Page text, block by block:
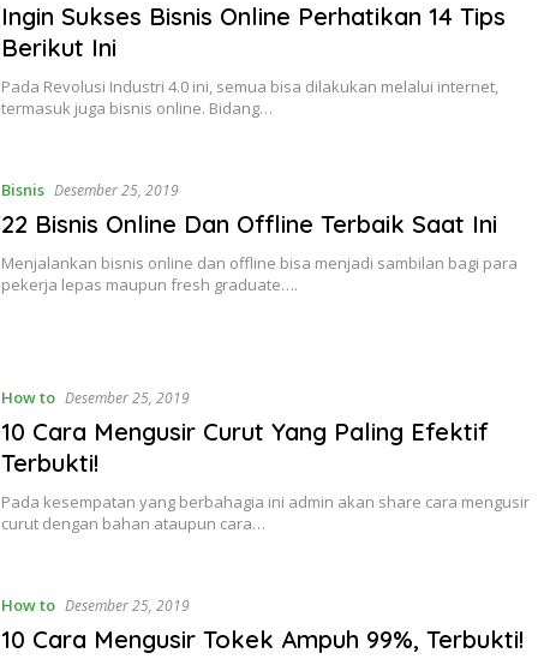
Ingin Sukses Bisnis Online Perhatikan 14 Tips
Berikut Ini
Pada Revolusi Industri 4.0 ini, semua bisa dilakukan melalui internet,
termasuk juga bisnis online. Bidang…
Bisnis Desember 25, 2019
22 Bisnis Online Dan Offline Terbaik Saat Ini
Menjalankan bisnis online dan offline bisa menjadi sambilan bagi para
pekerja lepas maupun fresh graduate….
How to Desember 25, 2019
10 Cara Mengusir Curut Yang Paling Efektif
Terbukti!
Pada kesempatan yang berbahagia ini admin akan share cara mengusir
curut dengan bahan ataupun cara…
How to Desember 25, 2019
10 Cara Mengusir Tokek Ampuh 99%, Terbukti!